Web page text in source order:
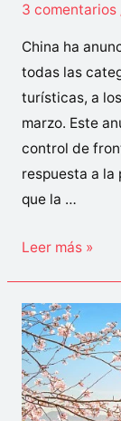
3 comentarios
China ha
todas las
turísticas, a
marzo. Este
control de
respuesta a la
que la …
China
las
restricciones
a
los
Leer más »